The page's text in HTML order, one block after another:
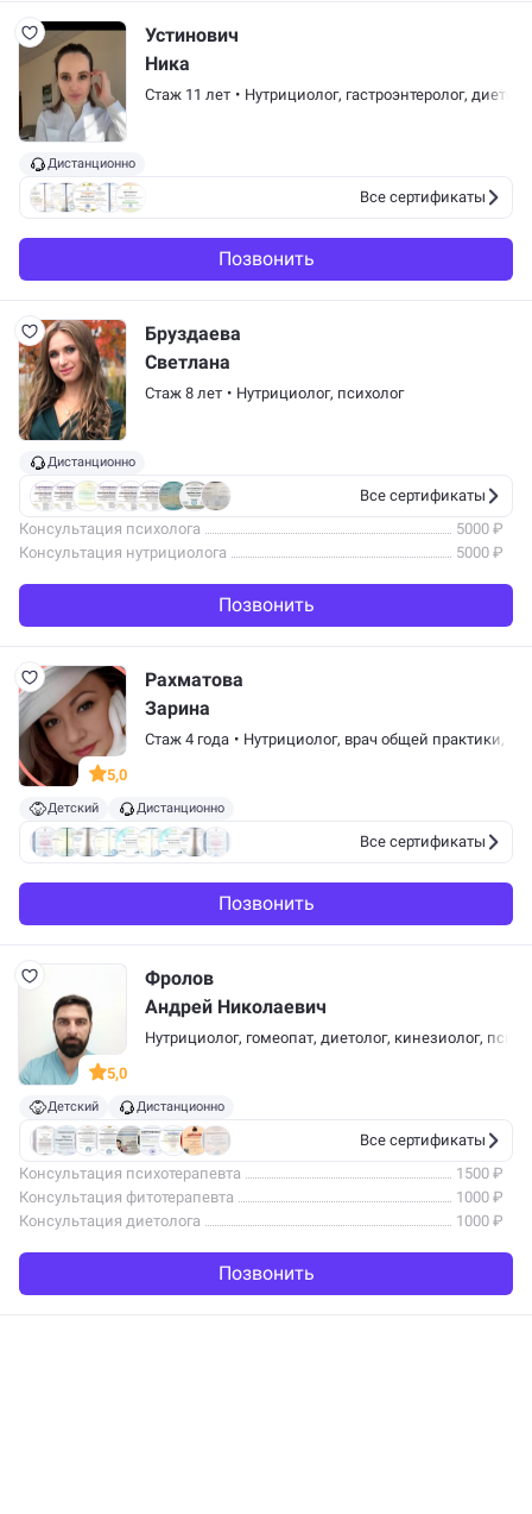
Устинович
Ника
Стаж 11 лет • Нутрициолог, гастроэнтеролог,
Дистанционно
Все сертификаты
Позвонить
Бруздаева
Светлана
Стаж 8 лет • Нутрициолог, психолог
Дистанционно
Все сертификаты
Консультация психолога
5000 ₽
Консультация нутрициолога
5000 ₽
Позвонить
5,0
Рахматова
Зарина
Стаж 4 года • Нутрициолог, врач общей практики,
Детский Дистанционно
Все сертификаты
Позвонить
5,0
Фролов
Андрей Николаевич
Нутрициолог, гомеопат, диетолог, кинезиолог,
Детский Дистанционно
Все сертификаты
Консультация психотерапевта
1500 ₽
Консультация фитотерапевта
1000 ₽
Консультация диетолога
1000 ₽
Позвонить